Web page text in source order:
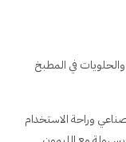
والحلويات في المطبخ
الصناعي وراحة الاستخدام